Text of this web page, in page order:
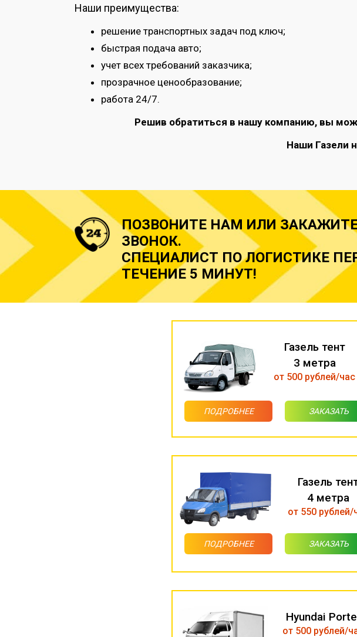
Наши преимущества:
решение транспортных задач под ключ;
быстрая подача авто;
учет всех требований заказчика;
прозрачное ценообразование;
работа 24/7.
Решив обратиться в нашу компанию, вы
Наши Газели
ПОЗВОНИТЕ НАМ ИЛИ
ЗВОНОК.
СПЕЦИАЛИСТ ПО ЛОГИСТИКЕ
ТЕЧЕНИЕ 5 МИНУТ!
Газель тент
3 метра
от 500 рублей/час
ПОДРОБНЕЕ ЗАКАЗАТЬ
Газель
4 метра
от 550 рублей/
ПОДРОБНЕЕ ЗАКАЗАТЬ
Hyundai
от 500 рублей/